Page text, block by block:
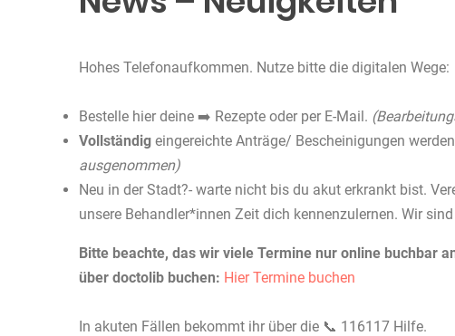
Hohes Telefonaufkommen. Nutze bitte die digitalen Wege:
Bestelle hier deine ➡️ Rezepte oder per E-Mail.
Vollständig eingereichte Anträge/ Bescheinigungen
ausgenommen)
Neu in der Stadt?- warte nicht bis du akut erkrankt bist.
unsere Behandler*innen Zeit dich kennenzulernen. Wir
Bitte beachte, das wir viele Termine nur online buchbar
über doctolib buchen: Hier Termine buchen
In akuten Fällen bekommt ihr über die 📞 116117 Hilfe.